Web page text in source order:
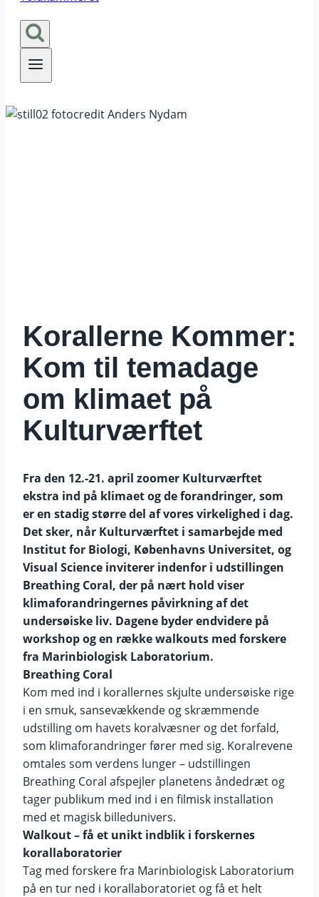
Korallerne Kommer:
Kom til temadage
om klimaet på
Kulturværftet
Fra den 12.-21. april zoomer Kulturværftet
ekstra ind på klimaet og de forandringer, som
er en stadig større del af vores virkelighed i dag.
Det sker, når Kulturværftet i samarbejde med
Institut for Biologi, Københavns Universitet, og
Visual Science inviterer indenfor i udstillingen
Breathing Coral, der på nært hold viser
klimaforandringernes påvirkning af det
undersøiske liv. Dagene byder endvidere på
workshop og en række walkouts med forskere
fra Marinbiologisk Laboratorium.
Breathing Coral
Kom med ind i korallernes skjulte undersøiske rige
i en smuk, sansevækkende og skræmmende
udstilling om havets koralvæsner og det forfald,
som klimaforandringer fører med sig. Koralrevene
omtales som verdens lunger – udstillingen
Breathing Coral afspejler planetens åndedræt og
tager publikum med ind i en filmisk installation
med et magisk billedunivers.
Walkout – få et unikt indblik i forskernes
korallaboratorier
Tag med forskere fra Marinbiologisk Laboratorium
på en tur ned i korallaboratoriet og få et helt